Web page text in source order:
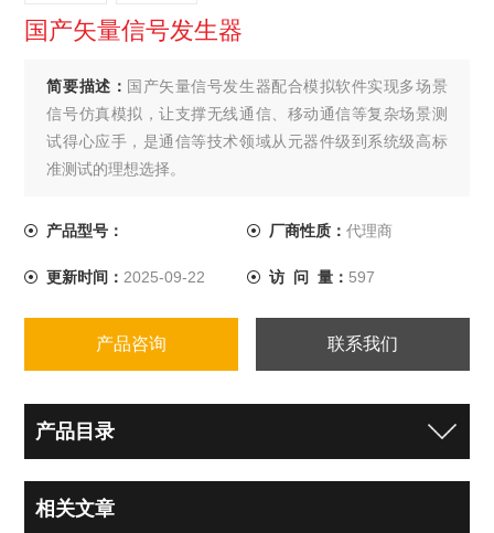
国产矢量信号发生器
简要描述： 国产矢量信号发生器配合模拟软件实现多场景
信号仿真模拟，让支撑无线通信、移动通信等复杂场景测
试得心应手，是通信等技术领域从元器件级到系统级高标
准测试的理想选择。
产品型号： 厂商性质： 代理商
更新时间： 2025-09-22 访 问 量： 597
产品咨询 联系我们
产品目录
相关文章